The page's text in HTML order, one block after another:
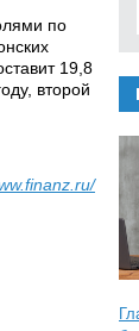
по
19,8
второй